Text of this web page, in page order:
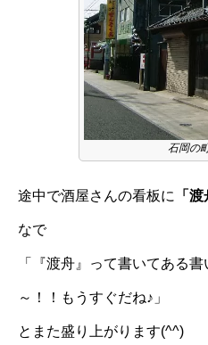
石岡の
途中で酒屋さんの看板に 「渡
なで
「『渡舟』って書いてある
～！！もうすぐだね♪」
とまた盛り上がります(^^)